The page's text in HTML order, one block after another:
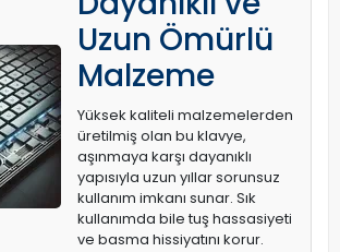
Uzun Ömürlü
Malzeme
Yüksek kaliteli malzemelerden
üretilmiş olan bu klavye,
aşınmaya karşı dayanıklı
yapısıyla uzun yıllar sorunsuz
kullanım imkanı sunar. Sık
kullanımda bile tuş hassasiyeti
ve basma hissiyatını korur.